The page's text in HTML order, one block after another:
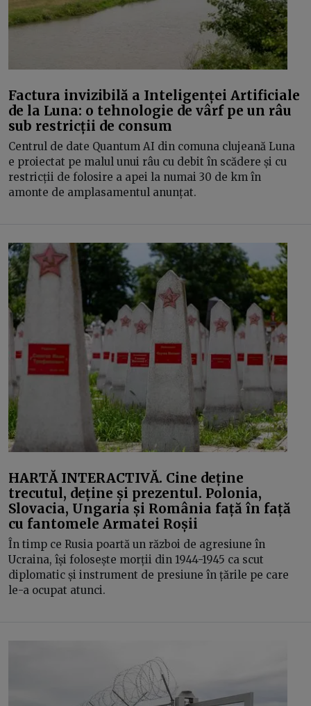
Factura invizibilă a Inteligenței Artificiale
de la Luna: o tehnologie de vârf pe un râu
sub restricții de consum
Centrul de date Quantum AI din comuna clujeană Luna
e proiectat pe malul unui râu cu debit în scădere și cu
restricții de folosire a apei la numai 30 de km în
amonte de amplasamentul anunțat.
HARTĂ INTERACTIVĂ. Cine deține
trecutul, deține și prezentul. Polonia,
Slovacia, Ungaria și România față în față
cu fantomele Armatei Roșii
În timp ce Rusia poartă un război de agresiune în
Ucraina, își folosește morții din 1944-1945 ca scut
diplomatic și instrument de presiune în țările pe care
le-a ocupat atunci.